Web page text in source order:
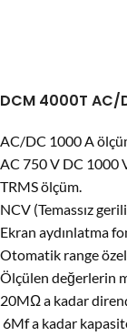
DCM 4000T AC/
AC/DC 1000 A
AC 750 V DC 1000
TRMS ölçüm.
NCV (Temassız
Ekran aydınlatma
Otomatik range
Ölçülen değerlerin
20MΩ a kadar
6Mf a kadar